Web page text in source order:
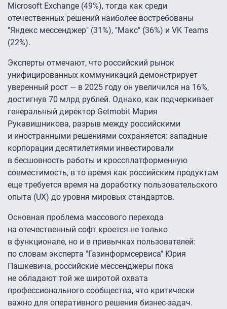
Microsoft Exchange (49%), тогда как среди
отечественных решений наиболее востребованы
"Яндекс мессенджер" (31%), "Макс" (36%) и VK Teams
(22%).
Эксперты отмечают, что российский рынок
унифицированных коммуникаций демонстрирует
уверенный рост — в 2025 году он увеличился на 16%,
достигнув 70 млрд рублей. Однако, как подчеркивает
генеральный директор Getmobit Мария
Рукавишникова, разрыв между российскими
и иностранными решениями сохраняется: западные
корпорации десятилетиями инвестировали
в бесшовность работы и кроссплатформенную
совместимость, в то время как российским продуктам
еще требуется время на доработку пользовательского
опыта (UX) до уровня мировых стандартов.
Основная проблема массового перехода
на отечественный софт кроется не только
в функционале, но и в привычках пользователей:
по словам эксперта "Газинформсервиса" Юрия
Пашкевича, российские мессенджеры пока
не обладают той же широтой охвата
профессионального сообщества, что критически
важно для оперативного решения бизнес-задач.